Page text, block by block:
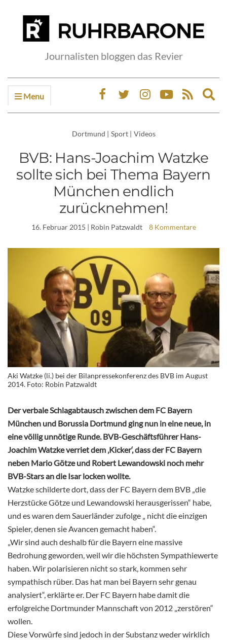
Journalisten bloggen das Revier
Menu
Dortmund | Sport | Videos
BVB: Hans-Joachim Watzke
sollte sich bei Thema Bayern
München endlich
zurücknehmen!
16. Februar 2015 | Robin Patzwaldt 8 Kommentare
Aki Watzke (li.) bei der Bilanpressekonferenz des BVB im August
2014. Foto: Robin Patzwaldt
Der verbale Schlagabtausch zwischen dem FC Bayern
München und Borussia Dortmund ging nun in eine neue, in
eine völlig unnötige Runde. BVB-Geschäftsführer Hans-
Joachim Watzke verriet dem ‚Kicker‘, dass der FC Bayern
neben Mario Götze und Robert Lewandowski noch mehr
BVB-Stars an die Isar locken wollte.
Watzke schilderte dort, dass der FC Bayern dem BVB „die
Herzstücke Götze und Lewandowski herausgerissen“ habe,
und es waren dem Sauerländer zufolge „ nicht die einzigen
Spieler, denen sie Avancen gemacht haben“.
„Wir sind auch deshalb für die Bayern eine massive
Bedrohung geworden, weil wir die höchsten Sympathiewerte
haben. Wir polarisieren nicht so stark, kommen sehr
sympathisch rüber. Das hat man bei Bayern sehr genau
analysiert“, erklärte er. Der FC Bayern habe damit die
erfolgreiche Dortmunder Mannschaft von 2012 „zerstören“
wollen.
Diese Vorwürfe sind jedoch in der Substanz weder wirklich